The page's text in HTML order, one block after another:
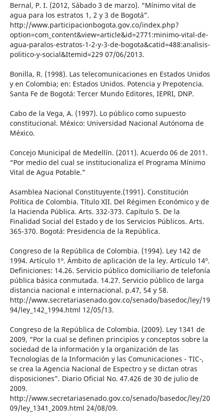
Bernal, P. I. (2012, Sábado 3 de marzo). “Mínimo vital de
agua para los estratos 1, 2 y 3 de Bogotá”.
http://www.participacionbogota.gov.co/index.php?
option=com_content&view=article&id=2771:minimo-vital-de-
agua-paralos-estratos-1-2-y-3-de-bogota&catid=488:analisis-
politico-y-social&Itemid=229 07/06/2013.
Bonilla, R. (1998). Las telecomunicaciones en Estados Unidos
y en Colombia; en: Estados Unidos. Potencia y Prepotencia.
Santa Fe de Bogotá: Tercer Mundo Editores, IEPRI, DNP.
Cabo de la Vega, A. (1997). Lo público como supuesto
constitucional. México: Universidad Nacional Autónoma de
México.
Concejo Municipal de Medellín. (2011). Acuerdo 06 de 2011.
“Por medio del cual se institucionaliza el Programa Mínimo
Vital de Agua Potable.”
Asamblea Nacional Constituyente.(1991). Constitución
Política de Colombia. Título XII. Del Régimen Económico y de
la Hacienda Pública. Arts. 332-373. Capítulo 5. De la
Finalidad Social del Estado y de los Servicios Públicos. Arts.
365-370. Bogotá: Presidencia de la República.
Congreso de la República de Colombia. (1994). Ley 142 de
1994. Artículo 1º. Ámbito de aplicación de la ley. Artículo 14º.
Definiciones: 14.26. Servicio público domiciliario de telefonía
pública básica conmutada. 14.27. Servicio público de larga
distancia nacional e internacional. p.47, 54 y 58.
http://www.secretariasenado.gov.co/senado/basedoc/ley/19
94/ley_142_1994.html 12/05/13.
Congreso de la República de Colombia. (2009). Ley 1341 de
2009, “Por la cual se definen principios y conceptos sobre la
sociedad de la información y la organización de las
Tecnologías de la Información y las Comunicaciones - TIC-,
se crea la Agencia Nacional de Espectro y se dictan otras
disposiciones”. Diario Oficial No. 47.426 de 30 de julio de
2009.
http://www.secretariasenado.gov.co/senado/basedoc/ley/20
09/ley_1341_2009.html 24/08/09.